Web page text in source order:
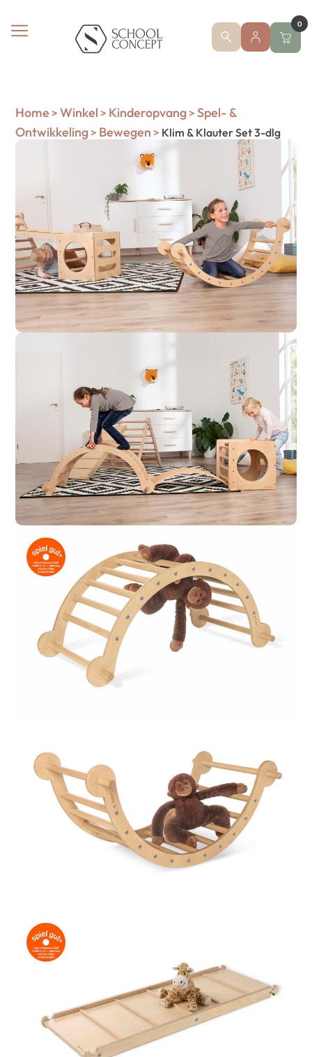
0
Home > Winkel > Kinderopvang> Spel- &
Ontwikkeling> Bewegen > Klim & Klauter Set 3-dlg